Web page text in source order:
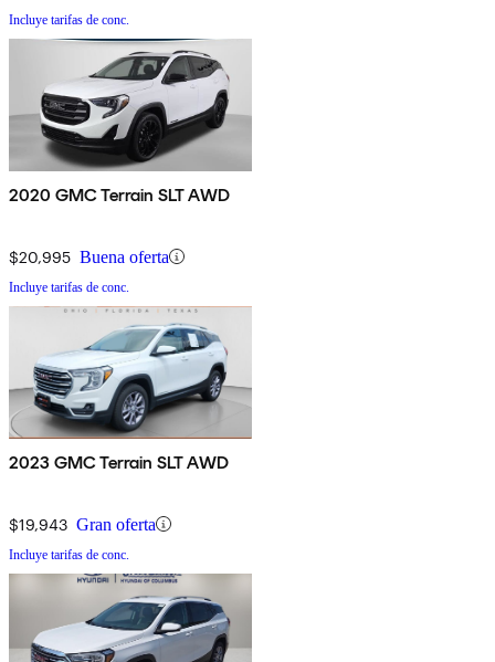
Incluye tarifas de conc.
2020 GMC Terrain SLT AWD
$20,995 Buena oferta
Incluye tarifas de conc.
2023 GMC Terrain SLT AWD
$19,943 Gran oferta
Incluye tarifas de conc.